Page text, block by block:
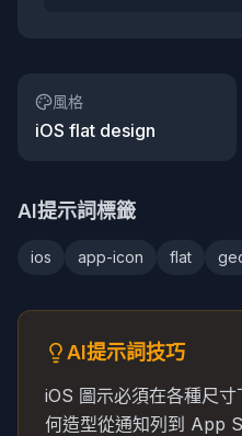
風格
iOS flat design
AI提示詞標籤
ios app-icon flat
AI提示詞技巧
iOS 圖示必須在各種尺
何造型從通知列到 App